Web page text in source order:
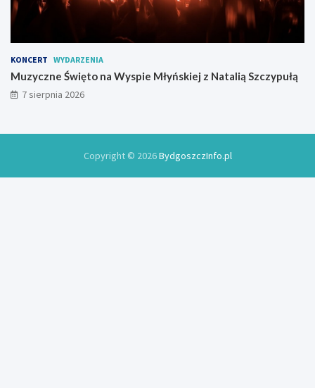
KONCERT WYDARZENIA
Muzyczne Święto na Wyspie Młyńskiej z Natalią Szczypułą
7 sierpnia 2026
Copyright © 2026BydgoszczInfo.pl